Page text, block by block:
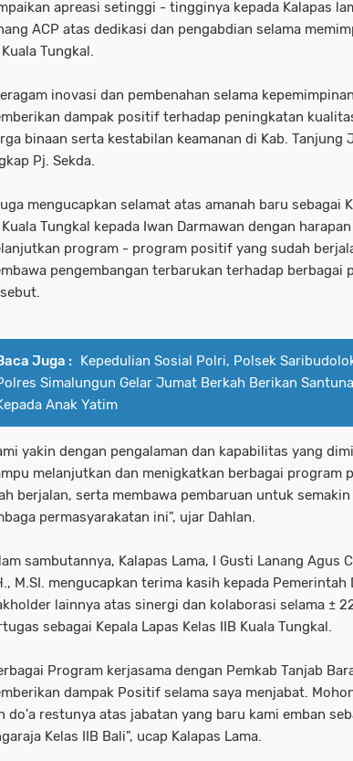
apreasi setinggi - tingginya kepada Kalapas
ACP atas dedikasi dan pengabdian selama
Kuala Tungkal.
inovasi dan pembenahan selama
dampak positif terhadap peningkatan
binaan serta kestabilan keamanan di Kab. Tanjung
Pj. Sekda.
mengucapkan selamat atas amanah baru sebagai
Kuala Tungkal kepada Iwan Darmawan dengan
program - program positif yang sudah
pengembangan terbarukan terhadap berbagai
Juga :
Kepedulian Sosial Polri, Polsek
Simalungun Gelar Jumat Berkah Berikan
Anak Yatim
yakin dengan pengalaman dan kapabilitas yang
melanjutkan dan menigkatkan berbagai program
berjalan, serta membawa pembaruan untuk semakin
permasyarakatan ini", ujar Dahlan.
sambutannya, Kalapas Lama, I Gusti Lanang Agus
M.SI. mengucapkan terima kasih kepada Pemerintah
lainnya atas sinergi dan kolaborasi selama ±
sebagai Kepala Lapas Kelas IIB Kuala Tungkal.
Program kerjasama dengan Pemkab Tanjab
dampak Positif selama saya menjabat.
do'a restunya atas jabatan yang baru kami emban
Kelas IIB Bali", ucap Kalapas Lama.